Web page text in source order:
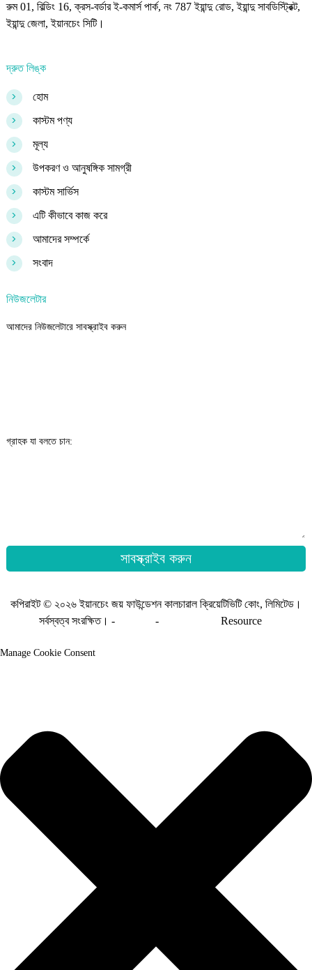
রুম 01, বিল্ডিং 16, ক্রস-বর্ডার ই-কমার্স পার্ক, নং 787 ইয়ান্দু রোড, ইয়ান্দু সাবডিস্ট্রিক্ট,
ইয়ান্দু জেলা, ইয়ানচেং সিটি।
দ্রুত লিঙ্ক
> হোম
> কাস্টম পণ্য
> মূল্য
> উপকরণ ও আনুষঙ্গিক সামগ্রী
> কাস্টম সার্ভিস
> এটি কীভাবে কাজ করে
> আমাদের সম্পর্কে
> সংবাদ
নিউজলেটার
আমাদের নিউজলেটারে সাবস্ক্রাইব করুন
গ্রাহক যা বলতে চান:
সাবস্ক্রাইব করুন
কপিরাইট © ২০২৬ ইয়ানচেং জয় ফাউন্ডেশন কালচারাল ক্রিয়েটিভিটি কোং, লিমিটেড।
সর্বস্বত্ব সংরক্ষিত। -
- Resource
Manage Cookie Consent